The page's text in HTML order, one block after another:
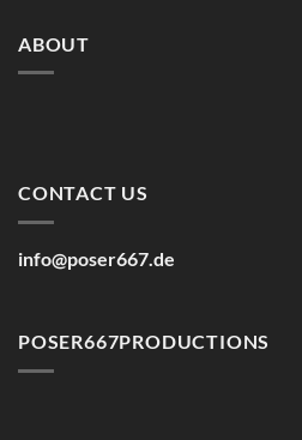
ABOUT
CONTACT US
info@poser667.de
POSER667PRODUCTIONS